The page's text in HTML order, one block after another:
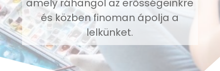
amely ráhangol az erősségeinkre
és közben finoman ápolja a
lelkünket.